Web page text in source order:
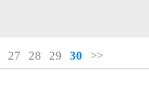
27 28 29 30 >>